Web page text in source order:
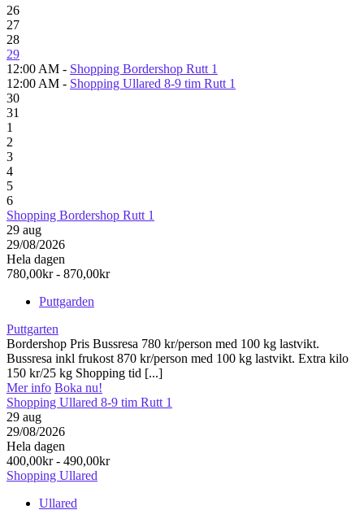
26
27
28
29
12:00 AM - Shopping Bordershop Rutt 1
12:00 AM - Shopping Ullared 8-9 tim Rutt 1
30
31
1
2
3
4
5
6
Shopping Bordershop Rutt 1
29 aug
29/08/2026
Hela dagen
780,00kr - 870,00kr
Puttgarden
Puttgarten
Bordershop Pris Bussresa 780 kr/person med 100 kg lastvikt.
Bussresa inkl frukost 870 kr/person med 100 kg lastvikt. Extra kilo
150 kr/25 kg Shopping tid [...]
Mer info Boka nu!
Shopping Ullared 8-9 tim Rutt 1
29 aug
29/08/2026
Hela dagen
400,00kr - 490,00kr
Shopping Ullared
Ullared